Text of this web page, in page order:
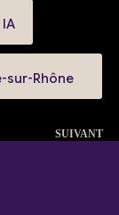
sur-Rhône
SUIVANT